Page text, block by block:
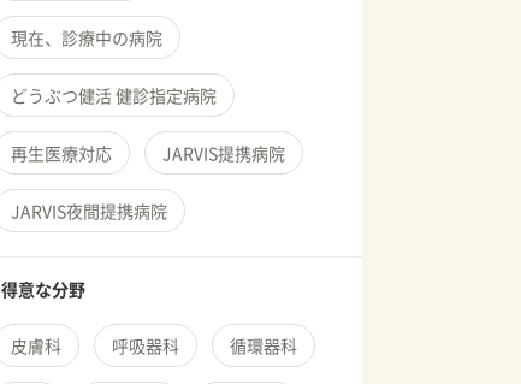
現在、診療中の病院
どうぶつ健活 健診指定病院
再生医療対応 JARVIS提携病院
JARVIS夜間提携病院
得意な分野
皮膚科 呼吸器科 循環器科